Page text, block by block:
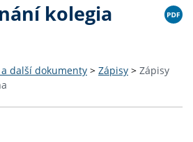
kolegia
další dokumenty > Zápisy > Zápisy